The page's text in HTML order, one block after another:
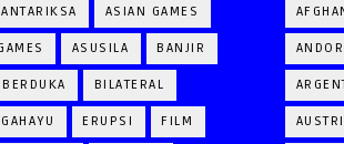
ANTARIKSA ASIAN GAMES
ASUSILA BANJIR
BERDUKA BILATERAL
ERUPSI FILM